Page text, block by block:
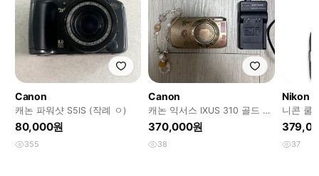
Canon
캐논 파워샷 S5IS (작례 ㅇ)
80,000원
355
Canon
캐논 익서스 IXUS 310 골드 디
지털 카메라
370,000원
38
Nikon
니콘 쿨
디지털
37